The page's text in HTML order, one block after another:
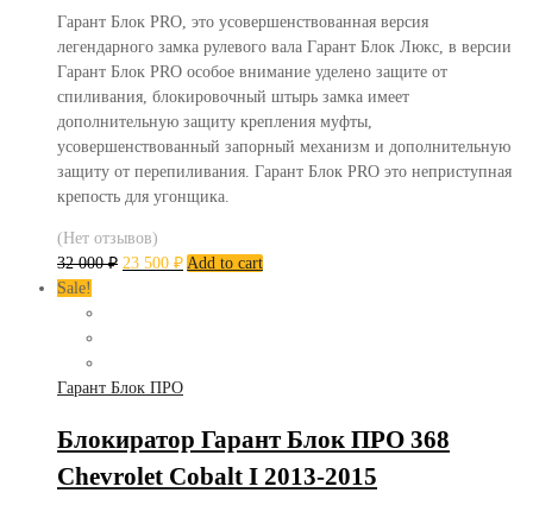
Гарант Блок PRO, это усовершенствованная версия
легендарного замка рулевого вала Гарант Блок Люкс, в версии
Гарант Блок PRO особое внимание уделено защите от
спиливания, блокировочный штырь замка имеет
дополнительную защиту крепления муфты,
усовершенствованный запорный механизм и дополнительную
защиту от перепиливания. Гарант Блок PRO это неприступная
крепость для угонщика.
(Нет отзывов)
32 000₽ 23 500 ₽ Add to cart
Sale!
Гарант Блок ПРО
Блокиратор Гарант Блок ПРО 368
Chevrolet Cobalt I 2013-2015